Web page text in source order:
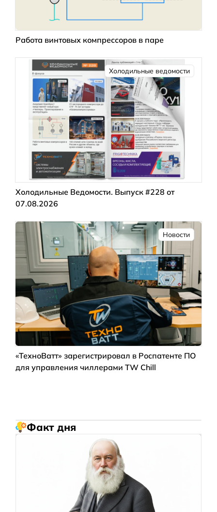
Работа винтовых компрессоров в паре
Холодильные ведомости
Холодильные Ведомости. Выпуск #228 от
07.08.2026
Новости
«ТехноВатт» зарегистрировал в Роспатенте ПО
для управления чиллерами TW Chill
Факт дня